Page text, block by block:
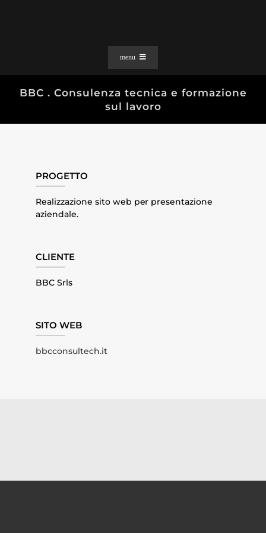
menu
SOLUZIONI WEB
BBC . Consulenza tecnica e formazione
sul lavoro
PROGETTO
Realizzazione sito web per presentazione
aziendale.
CLIENTE
BBC Srls
SITO WEB
bbcconsultech.it